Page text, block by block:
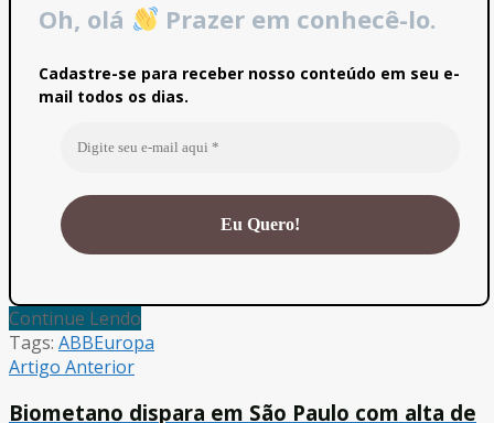
Oh, olá Prazer em conhecê-lo.
Cadastre-se para receber nosso conteúdo em seu e-
mail todos os dias.
Continue Lendo
Tags: ABBEuropa
Artigo Anterior
Biometano dispara em São Paulo com alta de